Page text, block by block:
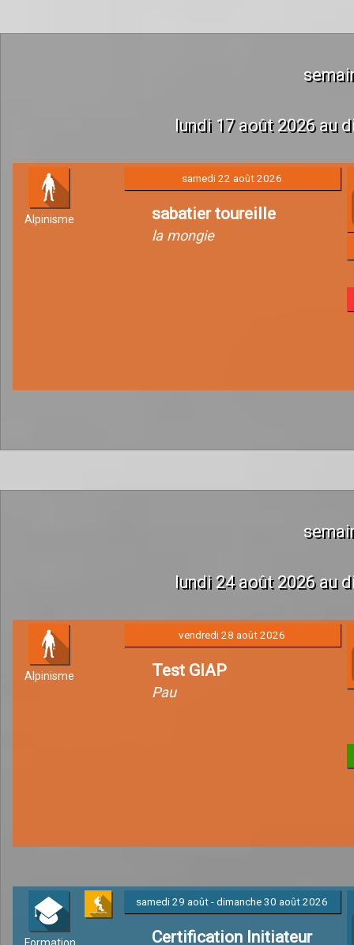
lundi 17 août 2026 au
Alpinisme
samedi 22 août 2026
sabatier toureille
la mongie
lundi 24 août 2026 au
Alpinisme
vendredi 28 août 2026
Test GIAP
Pau
Formation
samedi 29 août - dimanche 30 août 2026
Certification Initiateur